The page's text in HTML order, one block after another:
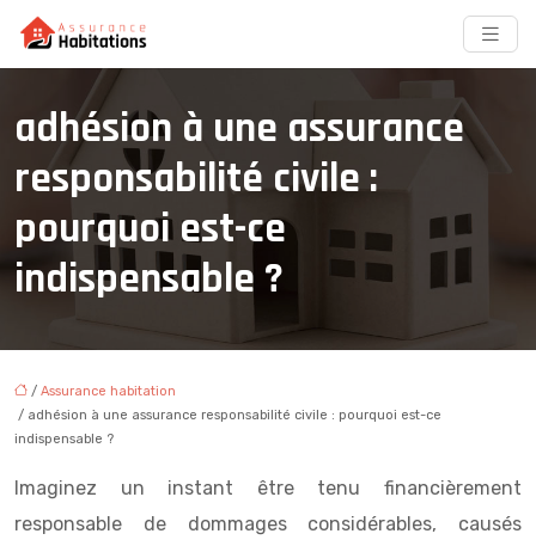
adhésion à une assurance
responsabilité civile :
pourquoi est-ce
indispensable ?
/ Assurance habitation
/ adhésion à une assurance responsabilité civile : pourquoi est-ce
indispensable ?
Imaginez un instant être tenu financièrement
responsable de dommages considérables, causés